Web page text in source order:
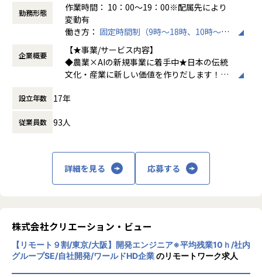
勤務形態
作業時間： 10：00～19：00※配属先により
変動有
働き方： 固定時間制（9時～18時、10時～19
時など）
時間外労働の有無： 有（月平均15時間）
休憩時間： 60分
企業概要
【★事業/サービス内容】
◆農業×AIの新規事業に着手中★日本の伝統
文化・産業に新しい価値を作りだします！
Webを融合させ、新しい価値を作り出したい
ました。設立当初は農作物の卸事業からスタ
ア開発事業、アプリ開発受託など事業領域を
広げてきました。一つの分野に特化すること
なく、複数の事業を展開しているからこそ、
【★社風/文化】
◆風通しの良い若い会社◎成長を支える新戦
力求む！
弊社の平均年齢は30歳。普段の業務の中でも
分からないことがあったら、先輩社員に気軽
設立年数 17年
従業員数 93人
詳細を見る 応募する
株式会社クリエーション・ビュー
【リモート９割/東京/大阪】開発エンジニア※平均残業10ｈ/社内
グループSE/自社開発/ワールドHD企業のリモートワーク求人